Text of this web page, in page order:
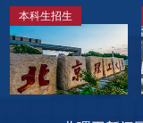
本科生招生